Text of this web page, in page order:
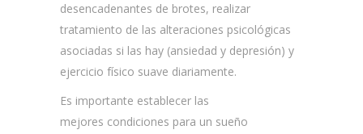
desencadenantes de brotes, realizar
tratamiento de las alteraciones psicológicas
asociadas si las hay (ansiedad y depresión) y
ejercicio físico suave diariamente.
Es importante establecer las
mejores condiciones para un sueño